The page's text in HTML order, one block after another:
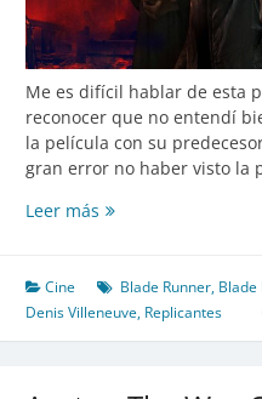
Me es difícil hablar de esta
reconocer que no entendí
la película con su
gran error no haber visto la
Leer más Blade
Cine Blade Runner, Blade
Denis Villeneuve, Replicantes